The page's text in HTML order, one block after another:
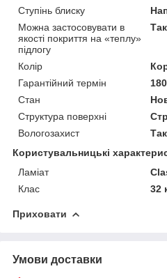
Ступінь блиску
Можна застосовувати в
якості покриття на «теплу»
підлогу
Так
Колір
Гарантійний термін
Стан
Структура поверхні
Вологозахист
Так
Користувальницькі
Ламіат
Клас
32
Приховати
Умови доставки